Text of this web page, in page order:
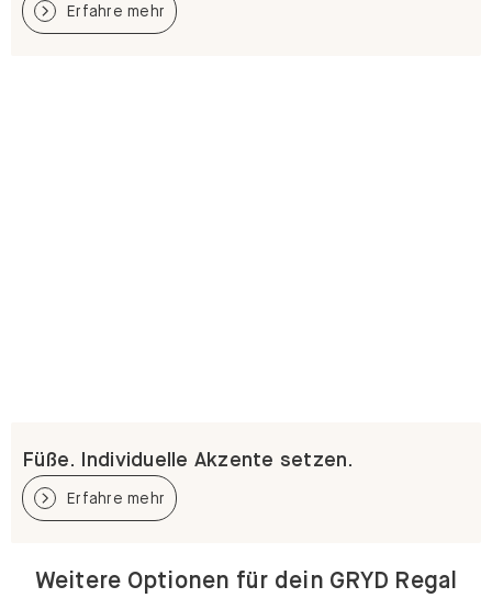
Erfahre mehr
Füße. Individuelle Akzente setzen.
Erfahre mehr
Weitere Optionen für dein GRYD Regal